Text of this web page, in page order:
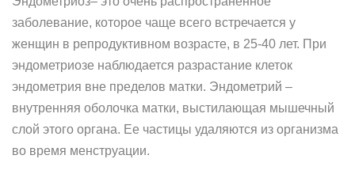
заболевание, которое чаще всего встречается у
женщин в репродуктивном возрасте, в 25-40 лет. При
эндометриозе наблюдается разрастание клеток
эндометрия вне пределов матки. Эндометрий –
внутренняя оболочка матки, выстилающая мышечный
слой этого органа. Ее частицы удаляются из организма
во время менструации.